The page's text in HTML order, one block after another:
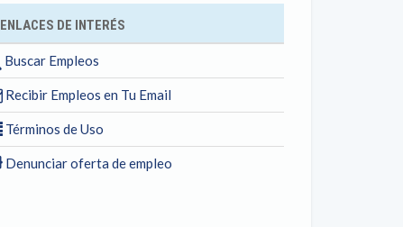
ENLACES DE INTERÉS
Buscar Empleos
Recibir Empleos en Tu Email
Términos de Uso
Denunciar oferta de empleo